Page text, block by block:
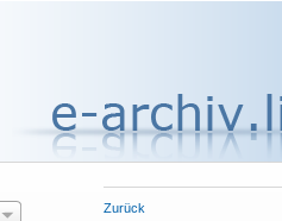
Zurück